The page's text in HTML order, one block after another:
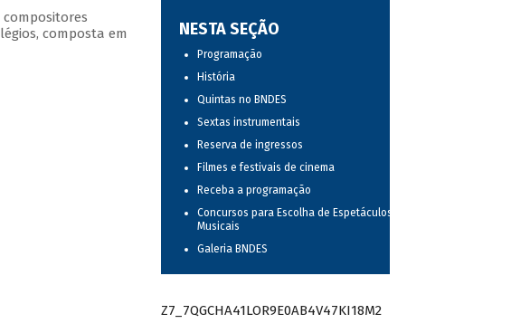
composta em
NESTA SEÇÃO
Programação
História
Quintas no BNDES
Sextas instrumentais
Reserva de ingressos
Filmes e festivais de cinema
Receba a programação
Concursos para Escolha de Espetáculos
Musicais
Galeria BNDES
Z7_7QGCHA41LOR9E0AB4V47KI18M2